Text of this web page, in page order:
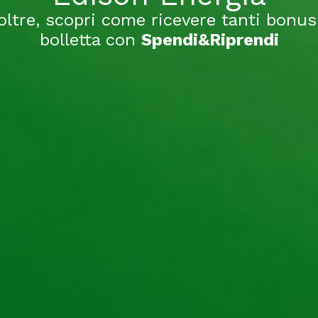
scopri come ricevere tanti
bolletta con Spendi&Riprendi